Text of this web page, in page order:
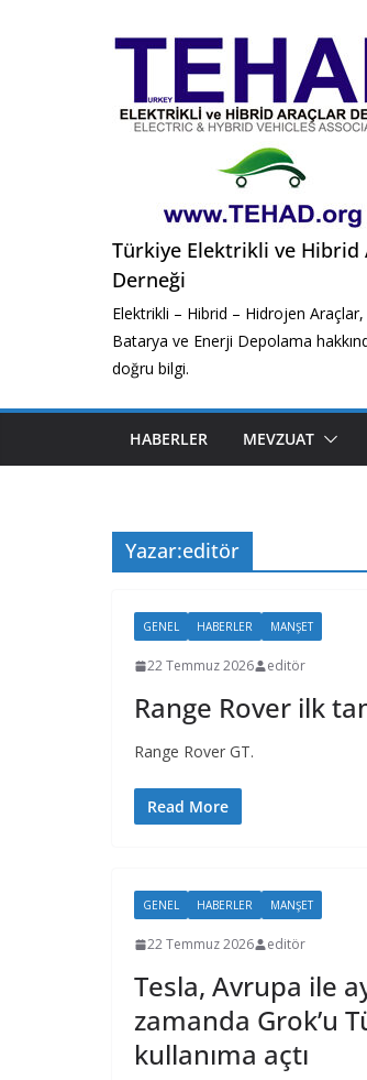
Türkiye Elektrikli ve Hibrid
Derneği
Elektrikli – Hibrid – Hidrojen Araçlar,
Batarya ve Enerji Depolama
doğru bilgi.
HABERLER MEVZUAT
Yazar:editör
GENEL HABERLER MANŞET
22 Temmuz 2026 editör
Range Rover ilk
Range Rover GT.
Read More
GENEL HABERLER MANŞET
22 Temmuz 2026 editör
Tesla, Avrupa ile
zamanda Grok’u
kullanıma açtı